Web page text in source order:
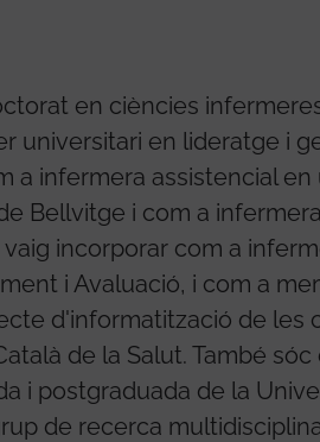
en ciències
universitari en lideratge i
a infermera assistencial
Bellvitge i com a
incorporar com a
i Avaluació, i com a
d'informatització de les
de la Salut. També
i postgraduada de la
de recerca